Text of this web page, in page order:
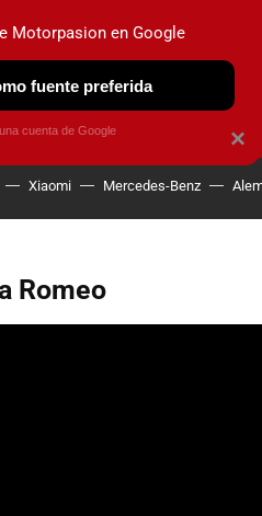
OBSERVATORIO
Xiaomi Mercedes-Benz
Romeo
×
Motorpasion en Google
fuente preferida
cuenta de Google